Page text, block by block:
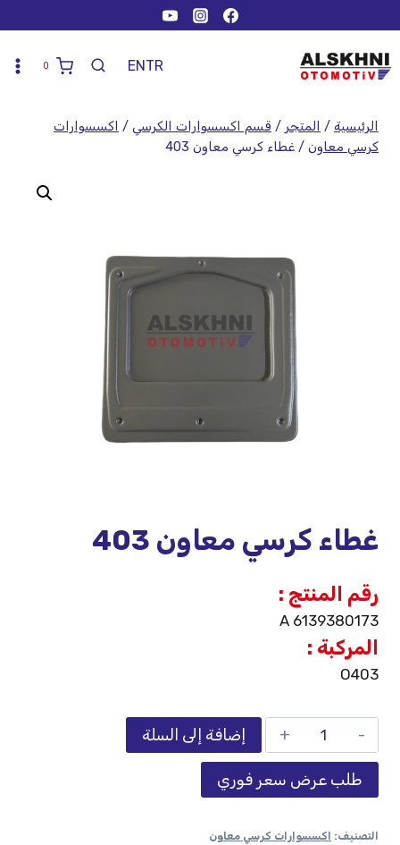
TR
EN
0
الرئيسية / المتجر / قسم اكسسوارات الكرسي / اكسسوارات
كرسي معاون / غطاء كرسي معاون 403
غطاء كرسي معاون 403
رقم المنتج :
A 6139380173
المركبة :
O403
إضافة إلى السلة
طلب عرض سعر فوري
التصنيف: اكسسوارات كرسي معاون